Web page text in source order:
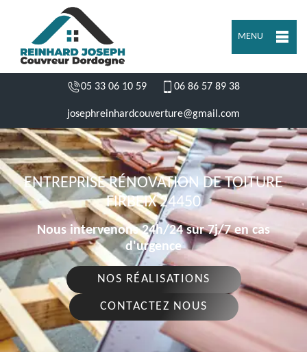
MENU
05 33 06 10 59 06 86 57 89 38
josephreinhardcouverture@gmail.com
ENTREPRISE RÉNOVATION DE TOITURE
FIRBEIX 24450
Nous intervenons 24h/24 sur 7j/7 en cas
d'urgence
NOS RÉALISATIONS
CONTACTEZ NOUS